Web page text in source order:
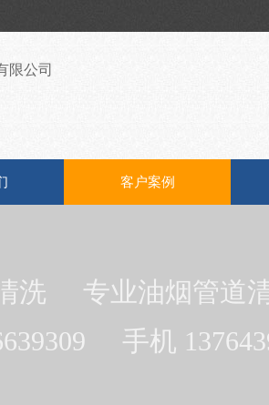
限公司
客户案例
清洗 专业油烟管道
手机